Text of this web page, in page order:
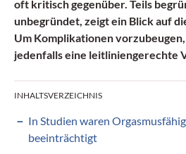
oft kritisch gegenüber. Teils
unbegründet, zeigt ein Blick auf
Um Komplikationen
jedenfalls eine leitliniengerechte
INHALTSVERZEICHNIS
In Studien waren
beeinträchtigt